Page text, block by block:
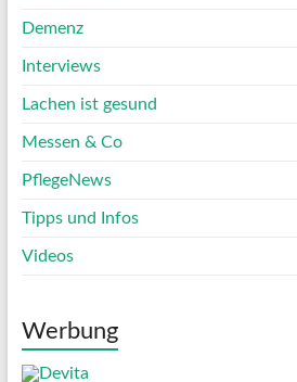
Demenz
Interviews
Lachen ist gesund
Messen & Co
PflegeNews
Tipps und Infos
Videos
Werbung